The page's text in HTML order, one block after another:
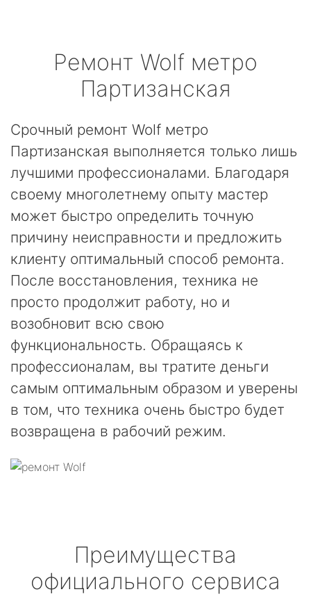
Ремонт Wolf метро
Партизанская
Срочный ремонт Wolf метро
Партизанская выполняется только лишь
лучшими профессионалами. Благодаря
своему многолетнему опыту мастер
может быстро определить точную
причину неисправности и предложить
клиенту оптимальный способ ремонта.
После восстановления, техника не
просто продолжит работу, но и
возобновит всю свою
функциональность. Обращаясь к
профессионалам, вы тратите деньги
самым оптимальным образом и уверены
в том, что техника очень быстро будет
возвращена в рабочий режим.
Преимущества
официального сервиса